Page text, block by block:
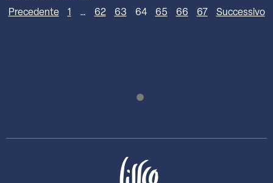
Precedente
1 … 62 63 64 65 66 67 Successivo